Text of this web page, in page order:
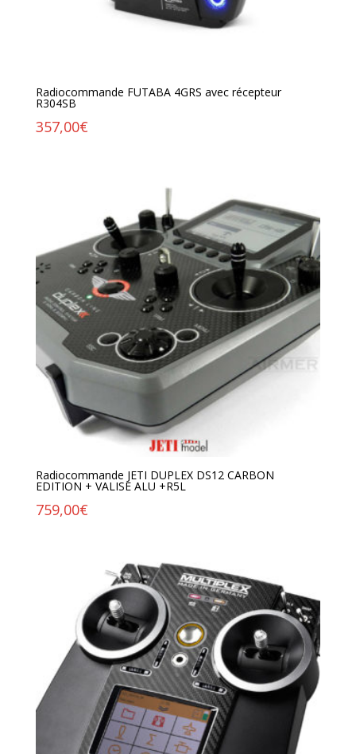
Radiocommande FUTABA 4GRS avec récepteur
R304SB
357,00€
Radiocommande JETI DUPLEX DS12 CARBON
EDITION + VALISE ALU +R5L
759,00€